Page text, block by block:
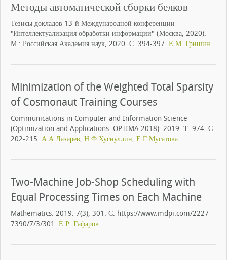
Методы автоматической сборки белков
Тезисы докладов 13-й Международной конференции
"Интеллектуализация обработки информации" (Москва, 2020).
М.: Российская Академия наук, 2020. С. 394-397. Е.М. Гришин
Minimization of the Weighted Total Sparsity
of Cosmonaut Training Courses
Communications in Computer and Information Science
(Optimization and Applications. OPTIMA 2018). 2019. Т. 974. С.
202-215. А.А.Лазарев, Н.Ф.Хуснуллин, Е.Г.Мусатова
Two-Machine Job-Shop Scheduling with
Equal Processing Times on Each Machine
Mathematics. 2019. 7(3), 301. С. https://www.mdpi.com/2227-
7390/7/3/301. Е.Р. Гафаров